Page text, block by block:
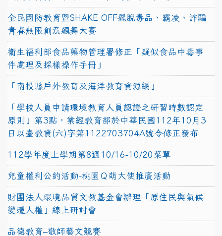
全民國防教育暨SHAKE OFF擺脫毒品、霸凌、詐騙
青春無限創意飆舞大賽
衛生福利部食品藥物管理署修正「疑似食品中毒事
件處理及採樣操作手冊」
「南投縣戶外教育及海洋教育資源網」
「學校人員申請環境教育人員認證之研習時數認定
原則」第3點，業經教育部於中華民國112年10月3
日以臺教資(六)字第1122703704A號令修正發布
112學年度上學期第8週10/16-10/20菜單
兒童權利公約活動-桃園Ｑ萌大使推廣活動
財團法人環境品質文教基金會辦理「原住民與氣候
變遷人權」線上研討會
品德教育–敬師藝文競賽